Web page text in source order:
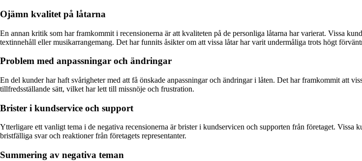
Ojämn kvalitet på låtarna
En annan kritik som har framkommit i recensionerna är att kvaliteten på de personliga låtarna har varierat. Vissa
textinnehåll eller musikarrangemang. Det har funnits åsikter om att vissa låtar har varit undermåliga trots högt
Problem med anpassningar och ändringar
En del kunder har haft svårigheter med att få önskade anpassningar och ändringar i låten. Det har framkommit att
tillfredsställande sätt, vilket har lett till missnöje och frustration.
Brister i kundservice och support
Ytterligare ett vanligt tema i de negativa recensionerna är brister i kundservicen och supporten från företaget.
bristfälliga svar och reaktioner från företagets representanter.
Summering av negativa teman